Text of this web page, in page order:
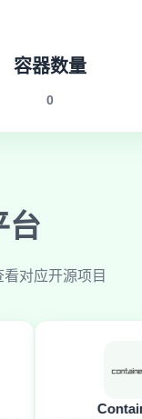
容器数量
0
台
对应开源项目
Containerd